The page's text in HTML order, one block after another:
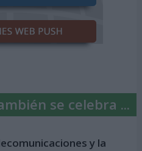
se celebra ...
y la